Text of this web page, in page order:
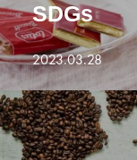
SDGs
2023.03.28